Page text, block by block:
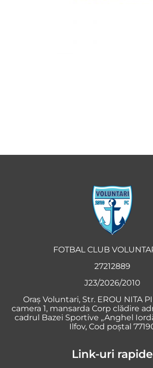
FOTBAL CLUB
27212889
J23/2026/2010
Oraş Voluntari, Str. EROU NITA
camera 1, mansarda Corp clădire
cadrul Bazei Sportive „Anghel
Ilfov, Cod poștal
Link-uri rapide